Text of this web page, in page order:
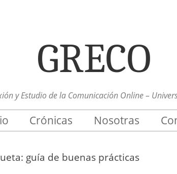
GRECO
y Estudio de la Comunicación Online –
Crónicas Nosotras
guía de buenas prácticas